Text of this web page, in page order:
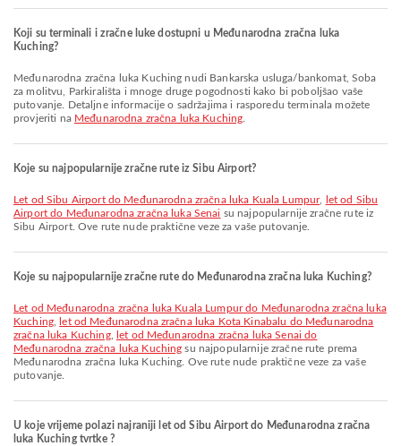
Koji su terminali i zračne luke dostupni u Međunarodna zračna luka
Kuching?
Međunarodna zračna luka Kuching nudi Bankarska usluga/bankomat, Soba
za molitvu, Parkirališta i mnoge druge pogodnosti kako bi poboljšao vaše
putovanje. Detaljne informacije o sadržajima i rasporedu terminala možete
provjeriti na Međunarodna zračna luka Kuching
Koje su najpopularnije zračne rute iz Sibu Airport?
let od Sibu Airport do Međunarodna zračna luka Kuala Lumpur,
let od Sibu
Airport do Međunarodna zračna luka Senai su najpopularnije zračne rute iz
Sibu Airport. Ove rute nude praktične veze za vaše putovanje.
Koje su najpopularnije zračne rute do Međunarodna zračna luka Kuching?
let od Međunarodna zračna luka Kuala Lumpur do Međunarodna zračna luka
Kuching,
let od Međunarodna zračna luka Kota Kinabalu do Međunarodna
zračna luka Kuching,
let od Međunarodna zračna luka Senai do
Međunarodna zračna luka Kuching su najpopularnije zračne rute prema
Međunarodna zračna luka Kuching. Ove rute nude praktične veze za vaše
putovanje.
U koje vrijeme polazi najraniji let od Sibu Airport do Međunarodna zračna
luka Kuching tvrtke ?